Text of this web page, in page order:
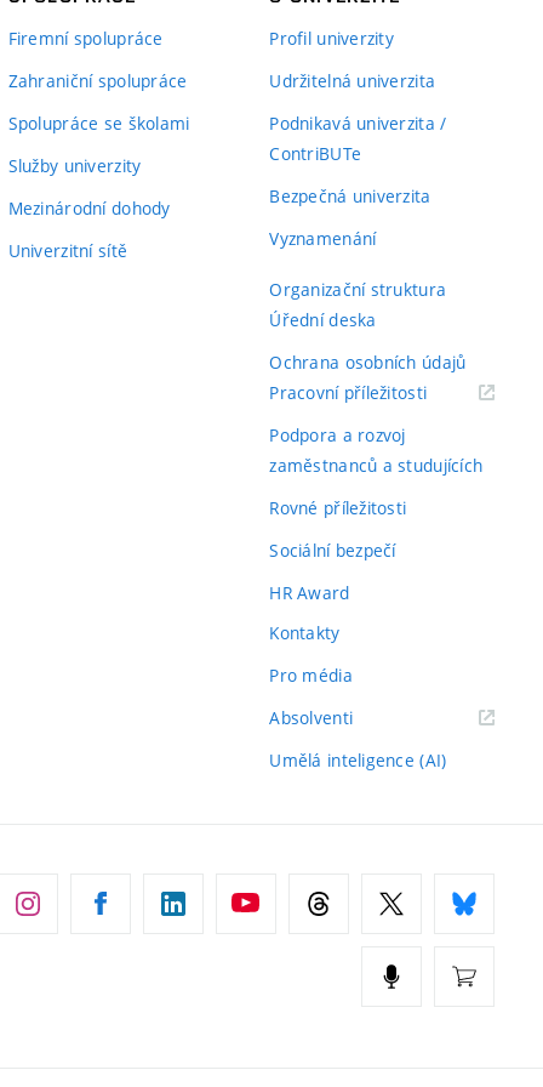
Firemní spolupráce
Zahraniční spolupráce
Spolupráce se školami
Služby univerzity
Mezinárodní dohody
Univerzitní sítě
Profil univerzity
Udržitelná univerzita
Podnikavá univerzita /
ContriBUTe
Bezpečná univerzita
Vyznamenání
Organizační struktura
Úřední deska
Ochrana osobních údajů
Pracovní příležitosti(externí
Podpora a rozvoj
zaměstnanců a studujících
Rovné příležitosti
Sociální bezpečí
HR Award
Kontakty
Pro média
Absolventi(externí
Umělá inteligence (AI)